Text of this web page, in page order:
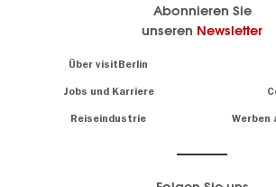
Abonnieren Sie
unseren Newsletter
Über visitBerlin
Jobs und Karriere
Reiseindustrie Werben
sind
für Sie da.
Insidertipps